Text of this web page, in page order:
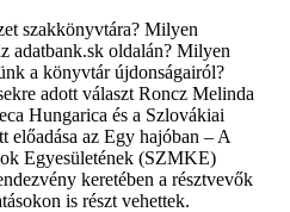
szakkönyvtára? Milyen
adatbank.sk oldalán? Milyen
a könyvtár újdonságairól?
adott választ Roncz Melinda
Hungarica és a Szlovákiai
előadása az Egy hajóban – A
Egyesületének (SZMKE)
keretében a résztvevők
is részt vehettek.